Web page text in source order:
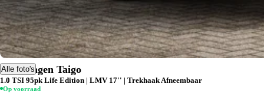
Alle foto's
Volkswagen Taigo
1.0 TSI 95pk Life Edition | LMV 17'' | Trekhaak Afneembaar
Op voorraad